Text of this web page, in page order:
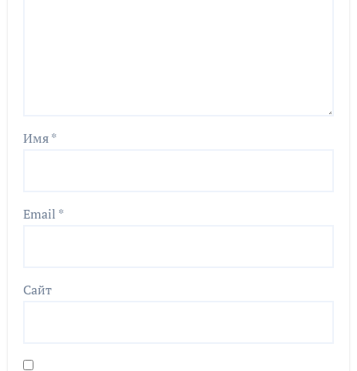
Имя*
Email *
Сайт